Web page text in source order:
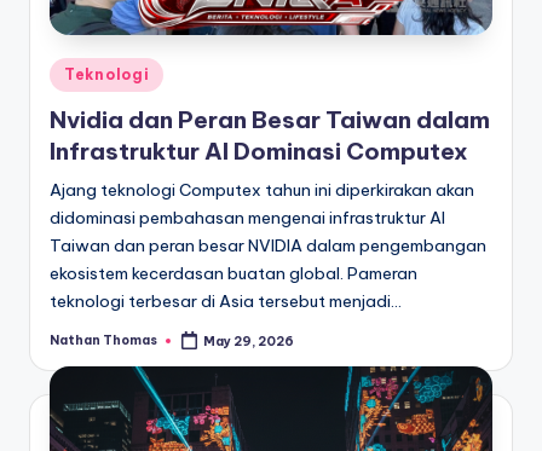
Posted
in
Teknologi
Nvidia dan Peran Besar Taiwan dalam
Infrastruktur AI Dominasi Computex
Ajang teknologi Computex tahun ini diperkirakan akan
didominasi pembahasan mengenai infrastruktur AI
Taiwan dan peran besar NVIDIA dalam pengembangan
ekosistem kecerdasan buatan global. Pameran
teknologi terbesar di Asia tersebut menjadi…
Posted
Nathan Thomas May 29, 2026